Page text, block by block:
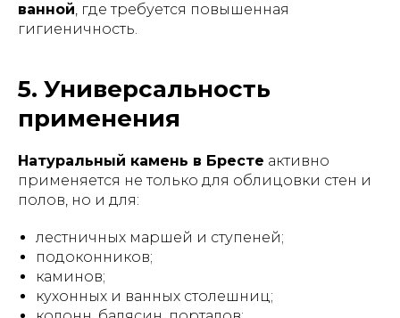
ванной, где требуется повышенная
гигиеничность.
5. Универсальность
применения
Натуральный камень в Бресте активно
применяется не только для облицовки стен и
полов, но и для:
лестничных маршей и ступеней;
подоконников;
каминов;
кухонных и ванных столешниц;